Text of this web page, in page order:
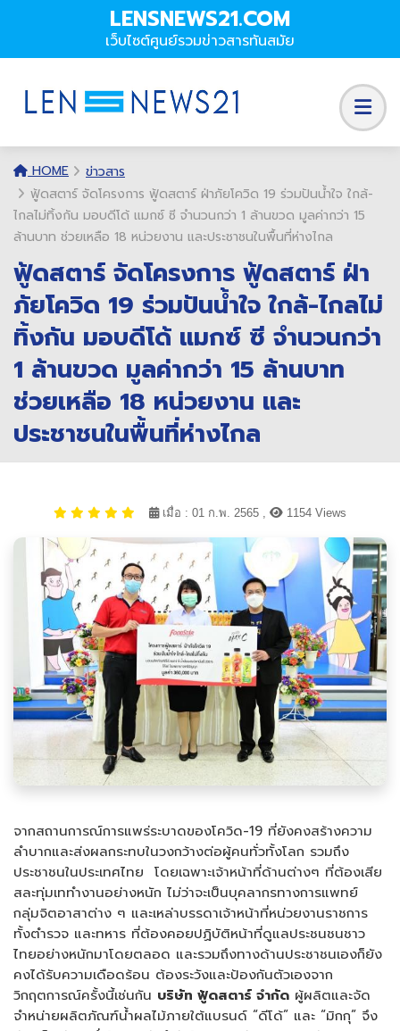
LENSNEWS21.COM
เว็บไซต์ศูนย์รวมข่าวสารทันสมัย
HOME
ข่าวสาร
ฟู้ดสตาร์ จัดโครงการ ฟู้ดสตาร์ ฝ่าภัยโควิด 19 ร่วมปันน้ำใจ ใกล้-
ไกลไม่ทิ้งกัน มอบดีโด้ แมกซ์ ซี จำนวนกว่า 1 ล้านขวด มูลค่ากว่า 15
ล้านบาท ช่วยเหลือ 18 หน่วยงาน และประชาชนในพื้นที่ห่างไกล
ฟู้ดสตาร์ จัดโครงการ ฟู้ดสตาร์ ฝ่า
ภัยโควิด 19 ร่วมปันน้ำใจ ใกล้-ไกลไม่
ทิ้งกัน มอบดีโด้ แมกซ์ ซี จำนวนกว่า
1 ล้านขวด มูลค่ากว่า 15 ล้านบาท
ช่วยเหลือ 18 หน่วยงาน และ
ประชาชนในพื้นที่ห่างไกล
เมื่อ : 01 ก.พ. 2565 , 1154 Views
จากสถานการณ์การแพร่ระบาดของโควิด-19 ที่ยังคงสร้างความ
ลำบากและส่งผลกระทบในวงกว้างต่อผู้คนทั่วทั้งโลก รวมถึง
ประชาชนในประเทศไทย โดยเฉพาะเจ้าหน้าที่ด้านต่างๆ ที่ต้องเสีย
สละทุ่มเททำงานอย่างหนัก ไม่ว่าจะเป็นบุคลากรทางการแพทย์
กลุ่มจิตอาสาต่าง ๆ และเหล่าบรรดาเจ้าหน้าที่หน่วยงานราชการ
ทั้งตำรวจ และทหาร ที่ต้องคอยปฏิบัติหน้าที่ดูแลประชนชนชาว
ไทยอย่างหนักมาโดยตลอด และรวมถึงทางด้านประชาชนเองก็ยัง
คงได้รับความเดือดร้อน ต้องระวังและป้องกันตัวเองจาก
วิกฤตการณ์ครั้งนี้เช่นกัน บริษัท ฟู้ดสตาร์ จำกัด ผู้ผลิตและจัด
จำหน่ายผลิตภัณฑ์น้ำผลไม้ภายใต้แบรนด์ “ดีโด้” และ “มิกกุ” จึง